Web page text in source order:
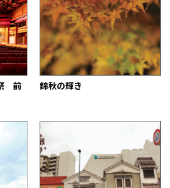
前
錦秋の輝き